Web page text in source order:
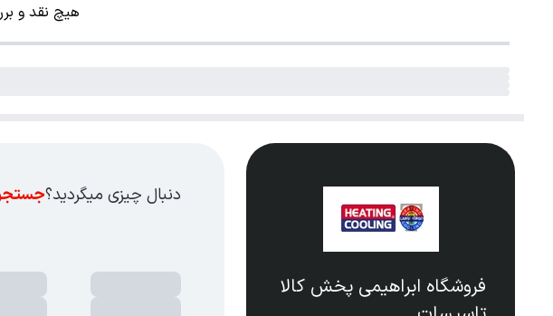
هیچ نقد و
فروشگاه ابراهیمی پخش کالا
دنبال چیزی میگردید؟